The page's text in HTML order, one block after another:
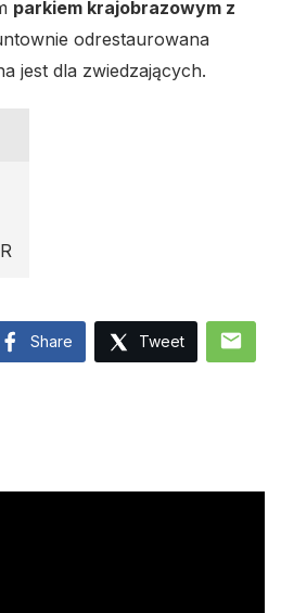
parkiem krajobrazowym z
odrestaurowana
jest dla zwiedzających.
Share Tweet mail